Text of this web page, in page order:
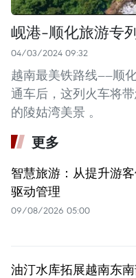
岘港-顺化旅游专
04/03/2024 09:32
越南最美铁路线——顺
通车后，这列火车将
的陵姑湾美景 。
更多
智慧旅游：从提升游
驱动管理
09/08/2026 05:00
油汀水库拓展越南东